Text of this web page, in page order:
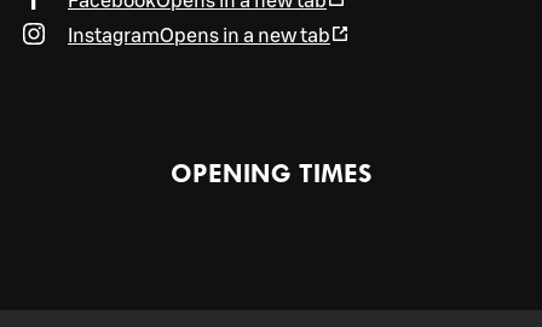
InstagramOpens in a new tab
OPENING TIMES